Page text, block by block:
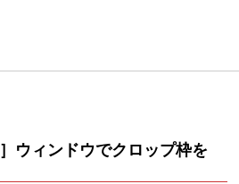
］ウィンドウでクロップ枠を